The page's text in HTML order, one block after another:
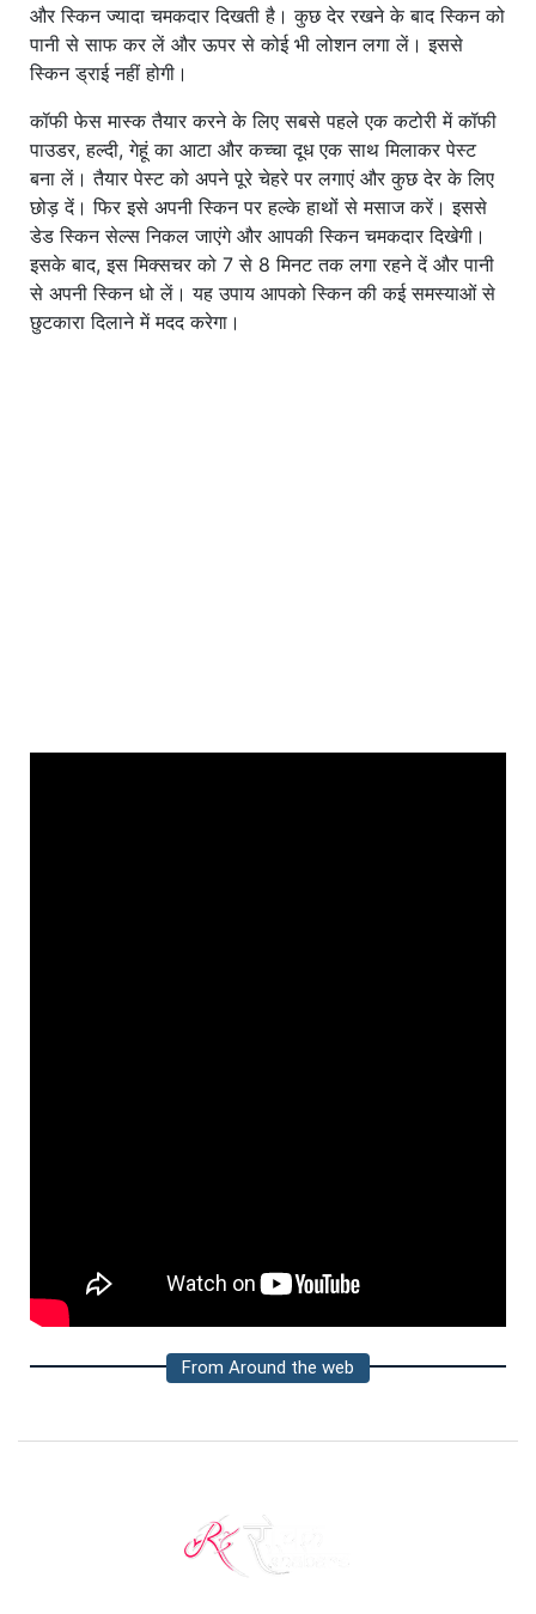
और स्किन ज्यादा चमकदार दिखती है। कुछ देर रखने के बाद स्किन को
पानी से साफ कर लें और ऊपर से कोई भी लोशन लगा लें। इससे
स्किन ड्राई नहीं होगी।
कॉफी फेस मास्क तैयार करने के लिए सबसे पहले एक कटोरी में कॉफी
पाउडर, हल्दी, गेहूं का आटा और कच्चा दूध एक साथ मिलाकर पेस्ट
बना लें। तैयार पेस्ट को अपने पूरे चेहरे पर लगाएं और कुछ देर के लिए
छोड़ दें। फिर इसे अपनी स्किन पर हल्के हाथों से मसाज करें। इससे
डेड स्किन सेल्स निकल जाएंगे और आपकी स्किन चमकदार दिखेगी।
इसके बाद, इस मिक्सचर को 7 से 8 मिनट तक लगा रहने दें और पानी
से अपनी स्किन धो लें। यह उपाय आपको स्किन की कई समस्याओं से
छुटकारा दिलाने में मदद करेगा।
From Around the web